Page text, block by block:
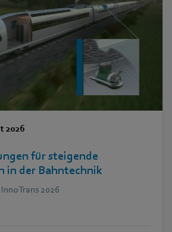
2026
für steigende
in der Bahntechnik
2026